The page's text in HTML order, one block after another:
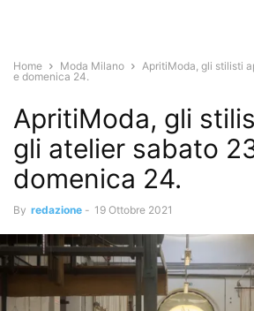
Home Moda Milano
ApritiModa, gli stilisti
e domenica 24.
ApritiModa, gli
gli atelier sabato
domenica 24.
By redazione - 19 Ottobre 2021